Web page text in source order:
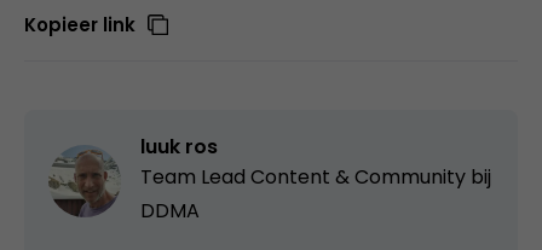
Kopieer link
luuk ros
Team Lead Content & Community bij
DDMA